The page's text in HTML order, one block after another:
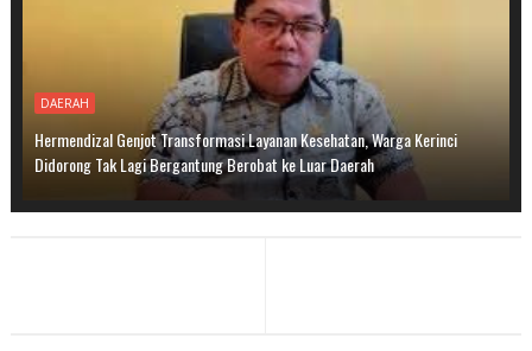
DAERAH
Hermendizal Genjot Transformasi Layanan Kesehatan, Warga Kerinci
Didorong Tak Lagi Bergantung Berobat ke Luar Daerah